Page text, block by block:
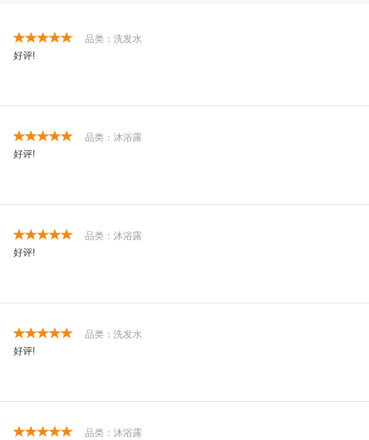
好评!
品类：洗发水
好评!
品类：沐浴露
好评!
品类：沐浴露
好评!
品类：洗发水
品类：沐浴露